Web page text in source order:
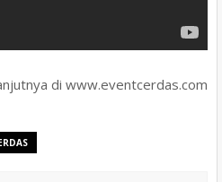
di www.eventcerdas.com